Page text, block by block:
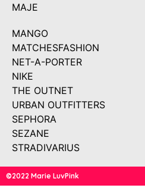
MAJE
MANGO
MATCHESFASHION
NET-A-PORTER
NIKE
THE OUTNET
URBAN OUTFITTERS
SEPHORA
SEZANE
STRADIVARIUS
©2022 Marie LuvPink